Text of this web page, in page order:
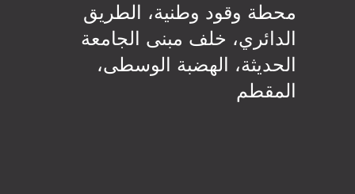
محطة وقود وطنية، الطريق
الدائري، خلف مبنى الجامعة
الحديثة، الهضبة الوسطى،
المقطم